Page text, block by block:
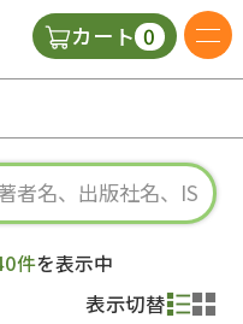
カート 0
視聴覚・補助教材
教師用参考書
件を表示中
表示切替